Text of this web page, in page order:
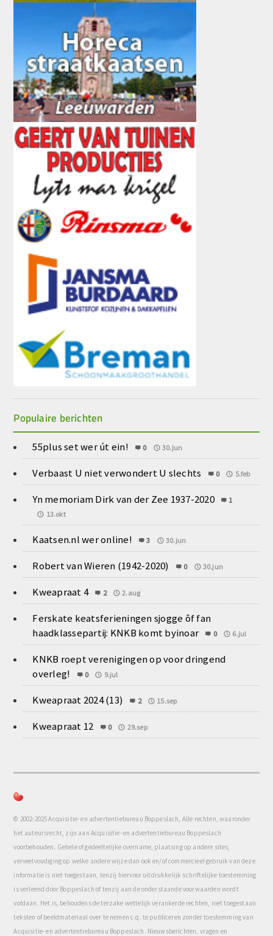
Populaire berichten
55plus set wer út ein! 0 30.jun
Verbaast U niet verwondert U slechts 0 5.feb
Yn memoriam Dirk van der Zee 1937-2020
1
13.okt
Kaatsen.nl wer online! 3 30.jun
Robert van Wieren (1942-2020) 0 30.jun
Kweapraat 4 2 2.aug
Ferskate keatsferieningen sjogge ôf fan
haadklassepartij: KNKB komt byinoar
0 6.jul
KNKB roept verenigingen op voor dringend
overleg!
0 9.jul
Kweapraat 2024 (13) 2 15.sep
Kweapraat 12 0 29.sep
© 2002-2025 Acquisitie- en advertentiebureau Boppeslach, Alle rechten, waaronder
het auteursrecht, zijn aan Acquisitie- en advertentiebureau Boppeslach
voorbehouden. Gehele of gedeeltelijke overname, plaatsing op andere sites,
verveelvoudiging op welke andere wijze dan ook en/of commercieel gebruik van deze
informatie is niet toegestaan, tenzij hiervoor uitdrukkelijk schriftelijke toestemming
is verleend door Boppeslach of tenzij aan de onderstaande voorwaarden wordt
voldaan. Het is, behoudens de terzake wettelijk verankerde rechten, niet toegestaan
teksten of beeldmateriaal over te nemen c.q. te publiceren zonder toestemming van
Acquisitie- en advertentiebureau Boppeslach. Nieuwsberichten, vragen en